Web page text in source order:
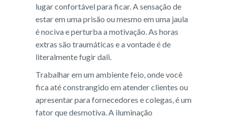
lugar confortável para ficar. A sensação de
estar em uma prisão ou mesmo em uma jaula
é nociva e perturba a motivação. As horas
extras são traumáticas e a vontade é de
literalmente fugir dali.
Trabalhar em um ambiente feio, onde você
fica até constrangido em atender clientes ou
apresentar para fornecedores e colegas, é um
fator que desmotiva. A iluminação